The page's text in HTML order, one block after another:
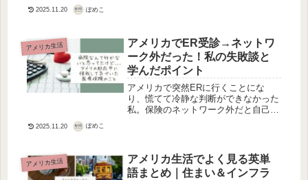
2025.11.20 ぽめこ
アメリカ生活
アメリカでER受診→ネットワ
ーク外だった！私の失敗談と
学んだポイント
アメリカで突然ERに行くことにな
り、慌てて冷静な判断ができなかった
私。保険のネットワーク外だと自己負
2025.11.20 ぽめこ
アメリカ生活
アメリカ生活でよく見る英単
語まとめ｜住まい＆インフラ